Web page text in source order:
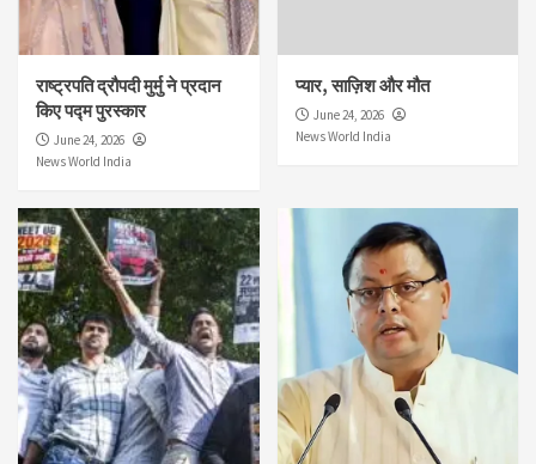
राष्ट्रपति द्रौपदी मुर्मु ने प्रदान
किए पद्म पुरस्कार
June 24, 2026
News World India
प्यार, साज़िश और मौत
June 24, 2026
News World India